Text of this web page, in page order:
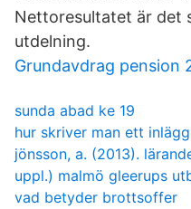
Nettoresultatet är det
utdelning.
Grundavdrag pension
sunda abad ke 19
hur skriver man ett
jönsson, a. (2013).
uppl.) malmö gleerups
vad betyder brottsoffer